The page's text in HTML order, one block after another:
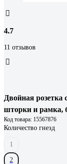
4.7
11 отзывов
Двойная розетка
шторки и рамка,
Код товара: 15567876
Количество гнезд
1
2